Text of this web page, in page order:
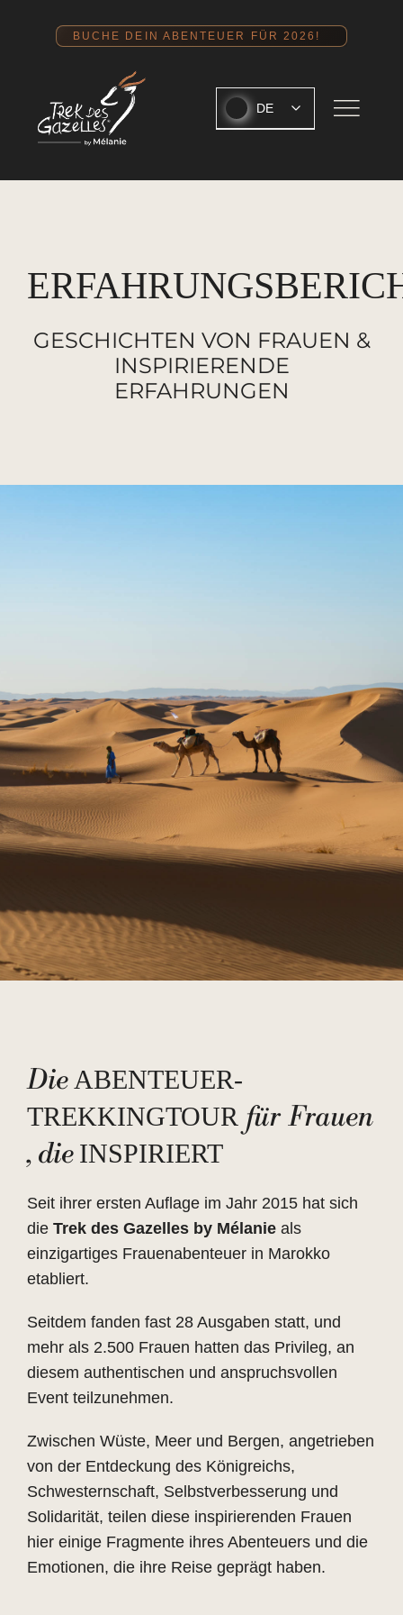
BUCHE DEIN ABENTEUER FÜR 2026!
DE
GESCHICHTEN VON FRAUEN &
INSPIRIERENDE
ERFAHRUNGEN
Die ABENTEUER-
TREKKINGTOUR für Frauen
, die INSPIRIERT
Seit ihrer ersten Auflage im Jahr 2015 hat sich
die Trek des Gazelles by Mélanieals
einzigartiges Frauenabenteuer in Marokko
etabliert.
Seitdem fanden fast 28 Ausgaben statt, und
mehr als 2.500 Frauen hatten das Privileg, an
diesem authentischen und anspruchsvollen
Event teilzunehmen.
Zwischen Wüste, Meer und Bergen, angetrieben
von der Entdeckung des Königreichs,
Schwesternschaft, Selbstverbesserung und
Solidarität, teilen diese inspirierenden Frauen
hier einige Fragmente ihres Abenteuers und die
Emotionen, die ihre Reise geprägt haben.